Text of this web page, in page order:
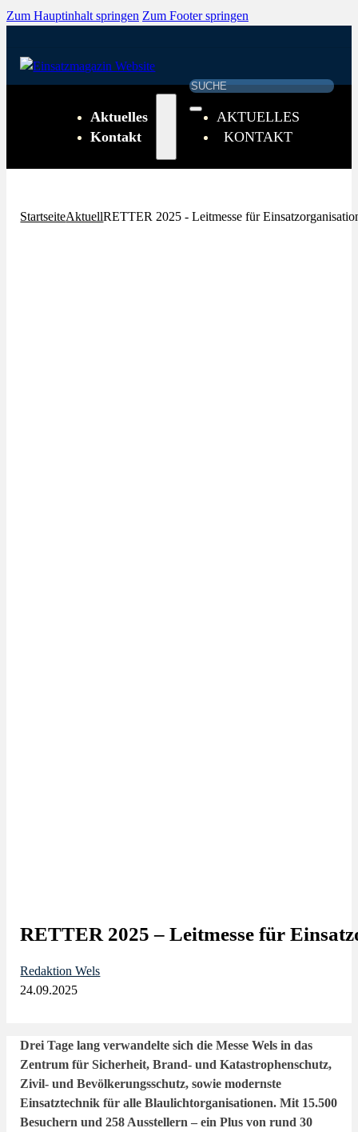
Zum Hauptinhalt springen Zum Footer springen
Suchen
Aktuelles
Kontakt
AKTUELLES
KONTAKT
StartseiteAktuellRETTER 2025 - Leitmesse für
RETTER 2025 – Leitmesse für
Redaktion Wels
24.09.2025
Drei Tage lang verwandelte sich die Messe Wels in das
Zentrum für Sicherheit, Brand- und Katastrophenschutz,
Zivil- und Bevölkerungsschutz, sowie modernste
Einsatztechnik für alle Blaulichtorganisationen. Mit 15.500
Besuchern und 258 Ausstellern – ein Plus von rund 30